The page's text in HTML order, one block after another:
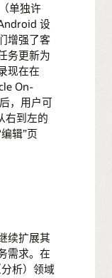
单独许
设
增强了客
务更新为
现在在
On-
，用户可
右到左的
辑”页
续扩展其
需求。在
析）领域